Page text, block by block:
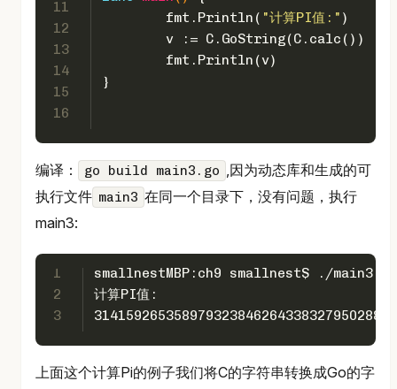
11
12
13
14
15
16
	fmt.Println(
"计算PI值:" )
	v := C.GoString(C.calc())
	fmt.Println(v)
}
编译： go build main3.go ,因为动态库和生成的可
执行文件 main3 在同一个目录下，没有问题，执行
main3:
1
2
3
smallnestMBP:ch9 smallnest$ ./main3
计算PI值:
上面这个计算Pi的例子我们将C的字符串转换成Go的字